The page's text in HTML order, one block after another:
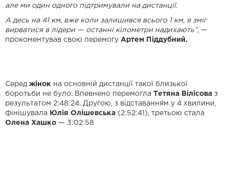
але ми один одного підтримували на дистанції.
А десь на 41 км, вже коли залишився всього 1 км, я зміг
вирватися в лідери — останні кілометри надихають”, —
прокоментував свою перемогу Артем Піддубний.
Серед жінок на основній дистанції такої близької
боротьби не було. Впевнено перемогла
Тетяна Вілісова з
результатом 2:48:24. Другою, з відставанням у 4 хвилини,
фінішувала
Юлія Олішевська (2:52:41), третьою стала
Олена Хашко — 3:02:58